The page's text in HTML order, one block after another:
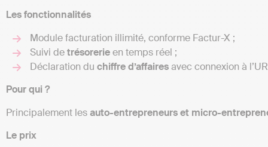
Les fonctionnalités
Module facturation illimité, conforme Factur-X ;
Suivi detrésorerieen temps réel ;
Déclaration du chiffre d’affairesavec connexion à
Pour qui ?
Principalement lesauto-entrepreneurs et micro-
Le prix